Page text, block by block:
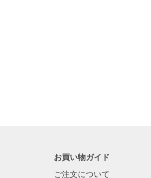
お買い物ガイド
ご注文について